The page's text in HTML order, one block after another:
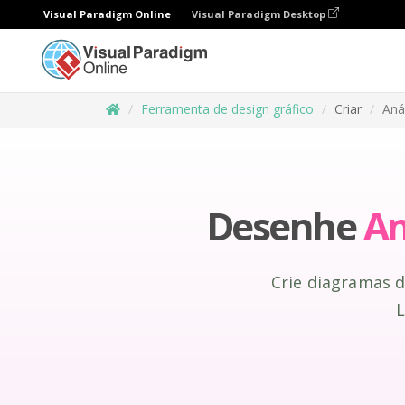
Visual Paradigm Online Visual Paradigm Desktop
Ferramenta de design gráfico Criar
Desenhe
Crie diagramas